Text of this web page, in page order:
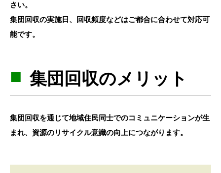
さい。
集団回収の実施日、回収頻度などはご都合に合わせて対応可
能です。
集団回収のメリット
集団回収を通じて地域住民同士でのコミュニケーションが生
まれ、資源のリサイクル意識の向上につながります。